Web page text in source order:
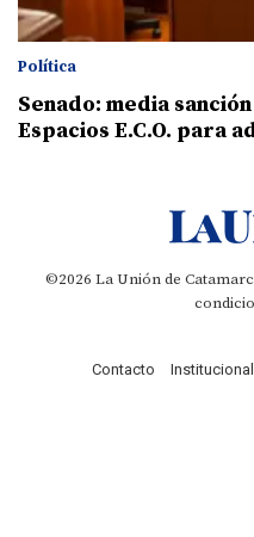
Política
Senado: media
Espacios E.C.O. para
©2026 La Unión de
Contacto Institucional